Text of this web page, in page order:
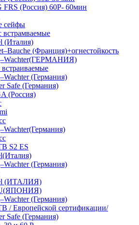
(Россия) 60Р- 60мин
сейфы
встрамваемые
(Италия)
(Франция)+огнестойкость
встраиваемые
(Германия)
Safe (Германия)
(Россия)
S2 ES
(Германия)
(ИТАЛИЯ)
(Германия)
/ Европейской сертификации/
Safe (Германия)